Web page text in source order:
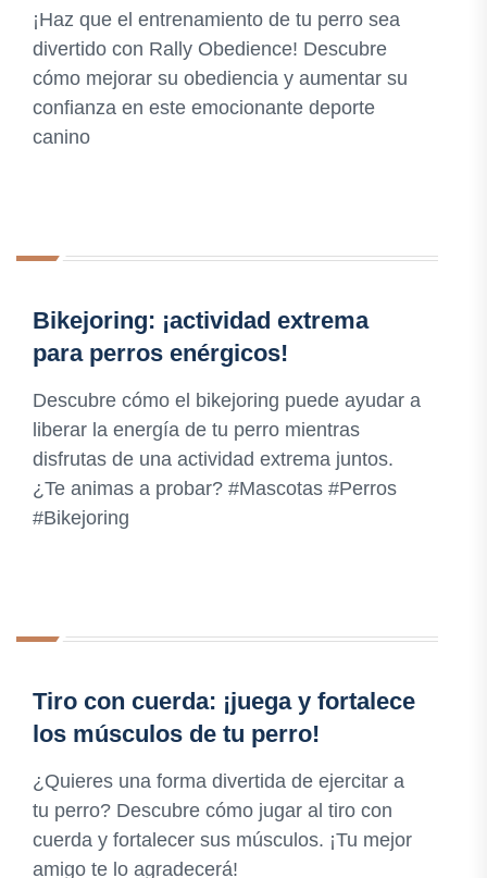
¡Haz que el entrenamiento de tu perro sea
divertido con Rally Obedience! Descubre
cómo mejorar su obediencia y aumentar su
confianza en este emocionante deporte
canino
Bikejoring: ¡actividad extrema
para perros enérgicos!
Descubre cómo el bikejoring puede ayudar a
liberar la energía de tu perro mientras
disfrutas de una actividad extrema juntos.
¿Te animas a probar? #Mascotas #Perros
#Bikejoring
Tiro con cuerda: ¡juega y fortalece
los músculos de tu perro!
¿Quieres una forma divertida de ejercitar a
tu perro? Descubre cómo jugar al tiro con
cuerda y fortalecer sus músculos. ¡Tu mejor
amigo te lo agradecerá!